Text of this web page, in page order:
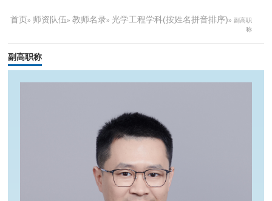
首页» 师资队伍» 教师名录» 光学工程学科(按姓名拼音排序)» 副高职
称
副高职称